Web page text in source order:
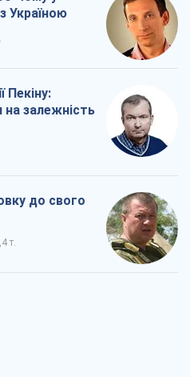
Україною
Пекіну:
залежність
до свого
т.